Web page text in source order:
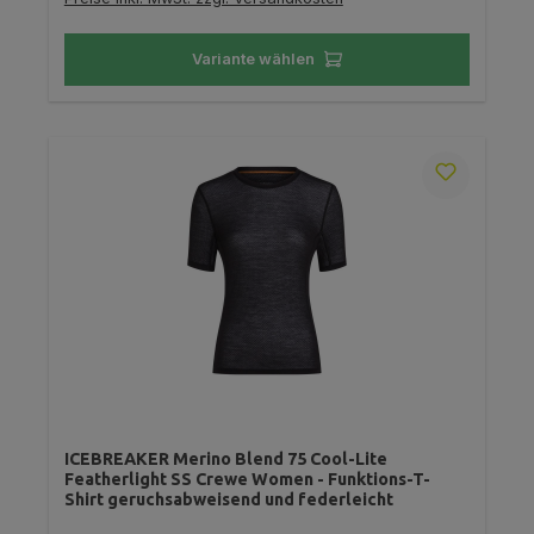
Variante wählen
ICEBREAKER Merino Blend 75 Cool-Lite
Featherlight SS Crewe Women - Funktions-T-
Shirt geruchsabweisend und federleicht